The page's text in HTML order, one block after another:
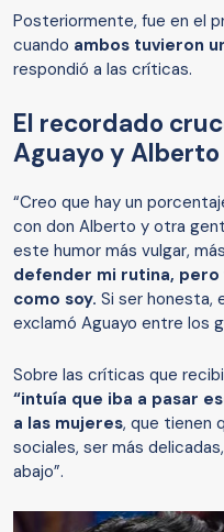
Posteriormente, fue en el
cuando ambos tuvieron
respondió a las críticas.
El recordado
Aguayo y Alberto
“Creo que hay un
con don Alberto y otra
este humor más vulgar,
defender mi rutina,
como soy. Si ser honesta,
exclamó Aguayo entre los
Sobre las críticas que
“intuía que iba a pasar
a las mujeres, que tienen
sociales, ser más
abajo”.